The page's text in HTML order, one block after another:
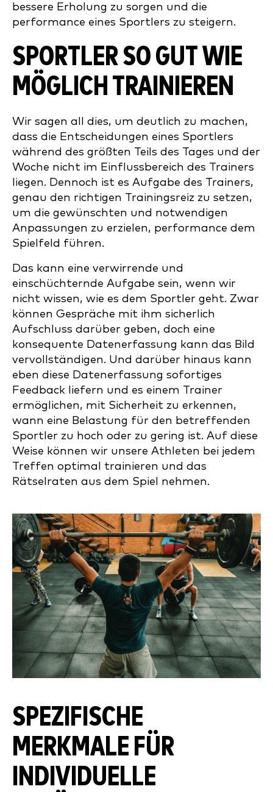
bessere Erholung zu sorgen und die
performance eines Sportlers zu steigern.
SPORTLER SO GUT WIE
MÖGLICH TRAINIEREN
Wir sagen all dies, um deutlich zu machen,
dass die Entscheidungen eines Sportlers
während des größten Teils des Tages und der
Woche nicht im Einflussbereich des Trainers
liegen. Dennoch ist es Aufgabe des Trainers,
genau den richtigen Trainingsreiz zu setzen,
um die gewünschten und notwendigen
Anpassungen zu erzielen, performance dem
Spielfeld führen.
Das kann eine verwirrende und
einschüchternde Aufgabe sein, wenn wir
nicht wissen, wie es dem Sportler geht. Zwar
können Gespräche mit ihm sicherlich
Aufschluss darüber geben, doch eine
konsequente Datenerfassung kann das Bild
vervollständigen. Und darüber hinaus kann
eben diese Datenerfassung sofortiges
Feedback liefern und es einem Trainer
ermöglichen, mit Sicherheit zu erkennen,
wann eine Belastung für den betreffenden
Sportler zu hoch oder zu gering ist. Auf diese
Weise können wir unsere Athleten bei jedem
Treffen optimal trainieren und das
Rätselraten aus dem Spiel nehmen.
SPEZIFISCHE
MERKMALE FÜR
INDIVIDUELLE